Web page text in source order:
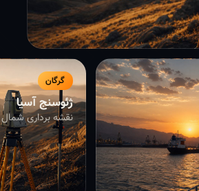
گرگان
ژئوسنج آسیا
نقشه برداری شمال